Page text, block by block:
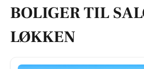
BOLIGER TIL
LØKKEN